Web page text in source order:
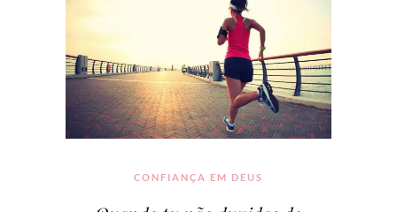
CONFIANÇA EM DEUS